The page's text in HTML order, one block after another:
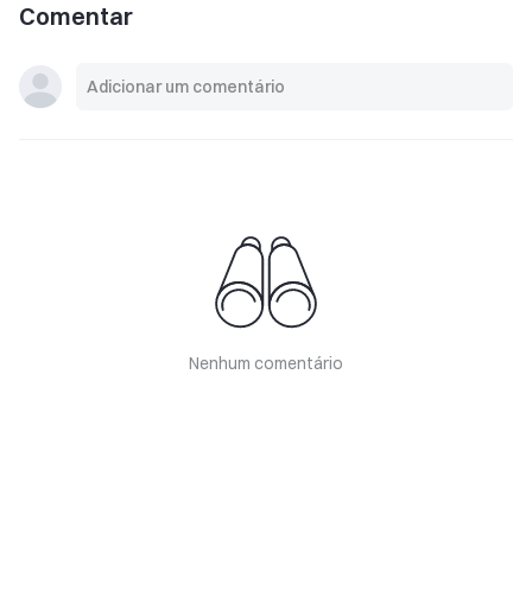
Comentar
Nenhum comentário